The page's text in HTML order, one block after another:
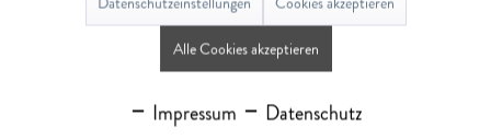
Alle Cookies akzeptieren
Impressum Datenschutz